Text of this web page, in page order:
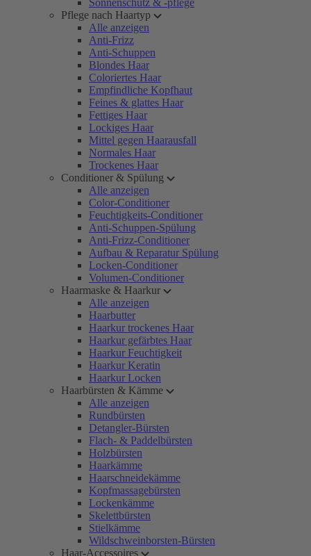
Sonnenschutz & -pflege
Pflege nach Haartyp
Alle anzeigen
Anti-Frizz
Anti-Schuppen
Blondes Haar
Coloriertes Haar
Empfindliche Kopfhaut
Feines & glattes Haar
Fettiges Haar
Lockiges Haar
Mittel gegen Haarausfall
Normales Haar
Trockenes Haar
Conditioner & Spülung
Alle anzeigen
Color-Conditioner
Feuchtigkeits-Conditioner
Anti-Schuppen-Spülung
Anti-Frizz-Conditioner
Aufbau & Reparatur Spülung
Locken-Conditioner
Volumen-Conditioner
Haarmaske & Haarkur
Alle anzeigen
Haarbutter
Haarkur trockenes Haar
Haarkur gefärbtes Haar
Haarkur Feuchtigkeit
Haarkur Keratin
Haarkur Locken
Haarbürsten & Kämme
Alle anzeigen
Rundbürsten
Detangler-Bürsten
Flach- & Paddelbürsten
Holzbürsten
Haarkämme
Haarschneidekämme
Kopfmassagebürsten
Lockenkämme
Skelettbürsten
Stielkämme
Wildschweinborsten-Bürsten
Haar-Accessoires